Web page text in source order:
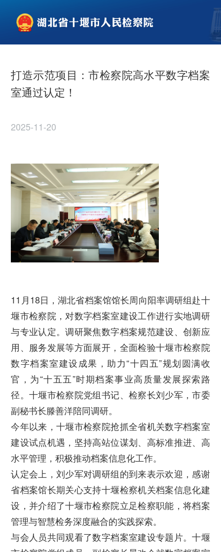
打造示范项目：市检察院高水平数字档案
室通过认定！
2025-11-20
11月18日，湖北省档案馆馆长周向阳率调研组赴十
堰市检察院，对数字档案室建设工作进行实地调研
与专业认定。调研聚焦数字档案规范建设、创新应
用、服务发展等方面展开，全面检验十堰市检察院
数字档案室建设成果，助力“十四五”规划圆满收
官，为“十五五”时期档案事业高质量发展探索路
径。十堰市检察院党组书记、检察长刘少军，市委
副秘书长滕善洋陪同调研。
今年以来，十堰市检察院抢抓全省机关数字档案室
建设试点机遇，坚持高站位谋划、高标准推进、高
水平管理，积极推动档案信息化工作。
认定会上，刘少军对调研组的到来表示欢迎，感谢
省档案馆长期关心支持十堰检察机关档案信息化建
设，并介绍了十堰市检察院立足检察职能，将档案
管理与智慧检务深度融合的实践探索。
与会人员共同观看了数字档案室建设专题片。十堰